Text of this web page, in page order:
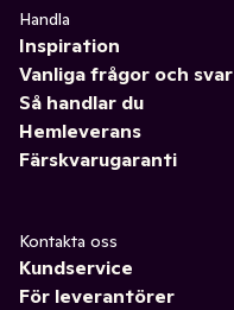
Handla
Inspiration
Vanliga frågor och svar
Så handlar du
Hemleverans
Färskvarugaranti
Kontakta oss
Kundservice
För leverantörer